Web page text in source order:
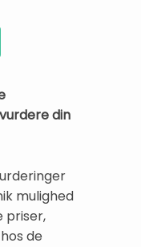
din
mulighed
priser,
de